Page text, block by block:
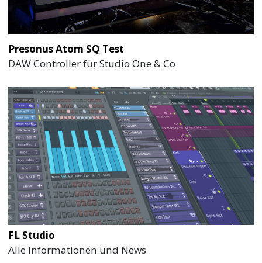
Presonus Atom SQ Test
DAW Controller für Studio One & Co
FL Studio
Alle Informationen und News